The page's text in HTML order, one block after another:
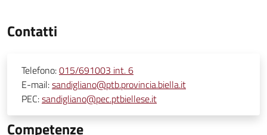
Contatti
Telefono:015/691003 int. 6
E-mail:sandigliano@ptb.provincia.biella.it
PEC:sandigliano@pec.ptbiellese.it
Competenze